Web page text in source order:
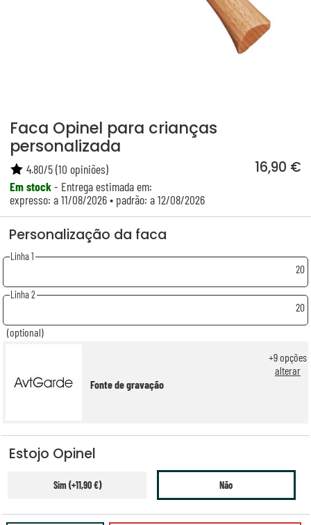
Faca Opinel para crianças
personalizada
16,90 €
Em stock- Entrega estimada em:
expresso: a 11/08/2026 • padrão: a 12/08/2026
4.80/5(10 opiniões)
Personalização da faca
Linha 1
20
Linha 2
20
(optional)
Fonte de gravação
+9opções
alterar
Estojo Opinel
Sim (+11,90 €) Não